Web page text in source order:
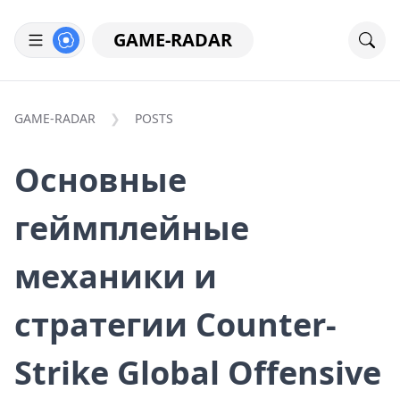
GAME-RADAR
GAME-RADAR POSTS
Основные
геймплейные
механики и
стратегии Counter-
Strike Global Offensive